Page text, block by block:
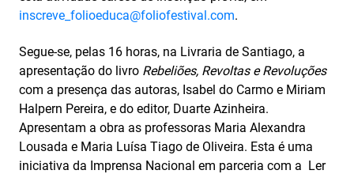
inscreve_folioeduca@foliofestival.com.
Segue-se, pelas 16 horas, na Livraria de Santiago, a
apresentação do livro Rebeliões, Revoltas e Revoluções
com a presença das autoras, Isabel do Carmo e Miriam
Halpern Pereira, e do editor, Duarte Azinheira.
Apresentam a obra as professoras Maria Alexandra
Lousada e Maria Luísa Tiago de Oliveira. Esta é uma
iniciativa da Imprensa Nacional em parceria com a Ler